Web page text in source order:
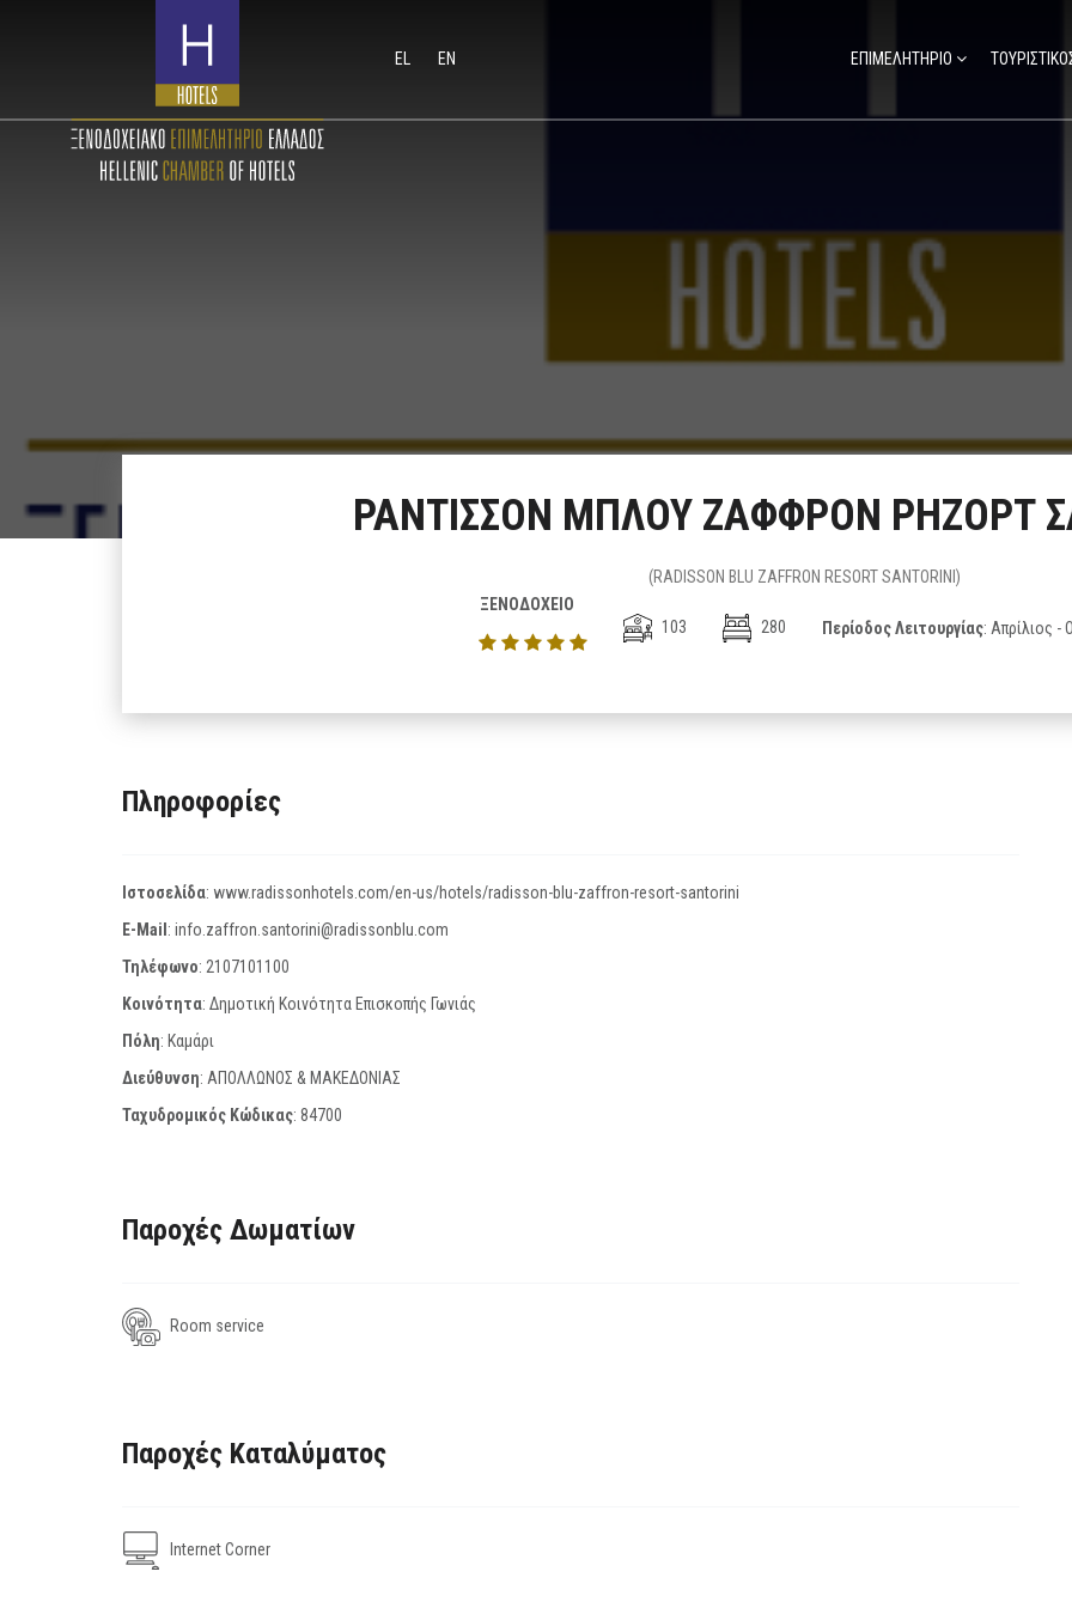
EL EN ΕΠΙΜΕΛΗΤΗΡΙΟ
ΡΑΝΤΙΣΣΟΝ ΜΠΛΟΥ ΖΑΦΦΡΟΝ ΡΗΖΟΡΤ
(RADISSON BLU ZAFFRON RESORT SANTORINI)
ΞΕΝΟΔΟΧΕΙΟ
103
280 Περίοδος Λειτουργίας: Απρίλιος -
Πληροφορίες
Ιστοσελίδα: www.radissonhotels.com/en-us/hotels/radisson-blu-zaffron-resort-santorini
E-Mail : info.zaffron.santorini@radissonblu.com
Τηλέφωνο: 2107101100
Κοινότητα: Δημοτική Κοινότητα Επισκοπής Γωνιάς
Πόλη: Καμάρι
Διεύθυνση: ΑΠΟΛΛΩΝΟΣ & ΜΑΚΕΔΟΝΙΑΣ
Ταχυδρομικός Κώδικας: 84700
Παροχές Δωματίων
Room service
Παροχές Καταλύματος
Internet Corner